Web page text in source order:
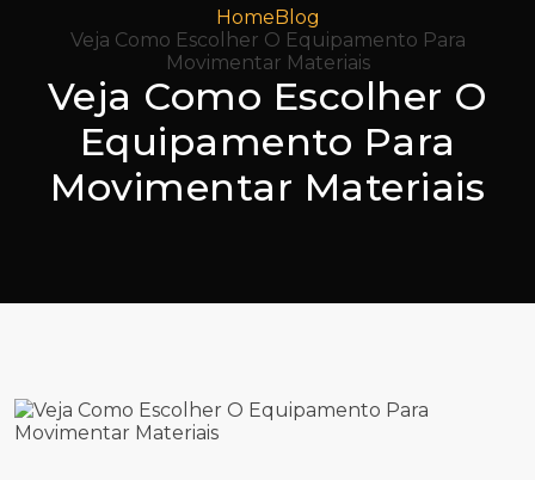
HomeBlog
Veja Como Escolher O Equipamento Para
Movimentar Materiais
Veja Como Escolher O
Equipamento Para
Movimentar Materiais